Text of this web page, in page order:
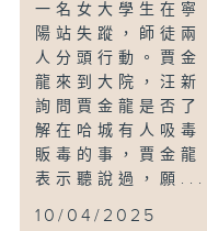
一名女大學生在寧
陽站失蹤，師徒兩
人分頭行動。賈金
龍來到大院，汪新
詢問賈金龍是否了
解在哈城有人吸毒
販毒的事，賈金龍
表示聽說過，願...
10/04/2025